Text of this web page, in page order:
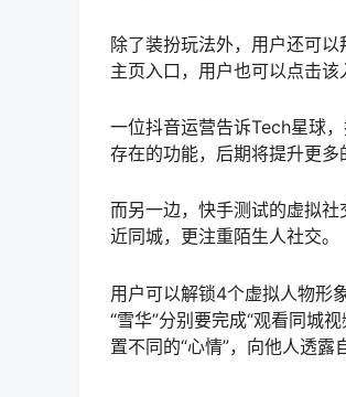
除了装扮玩法外，用户还可
主页入口，用户也可以点击该
一位抖音运营告诉Tech星球
存在的功能，后期将提升更多
而另一边，快手测试的虚拟
近同城，更注重陌生人社交。
用户可以解锁4个虚拟人物形
“雪华”分别要完成“观看同城
置不同的“心情”，向他人透露